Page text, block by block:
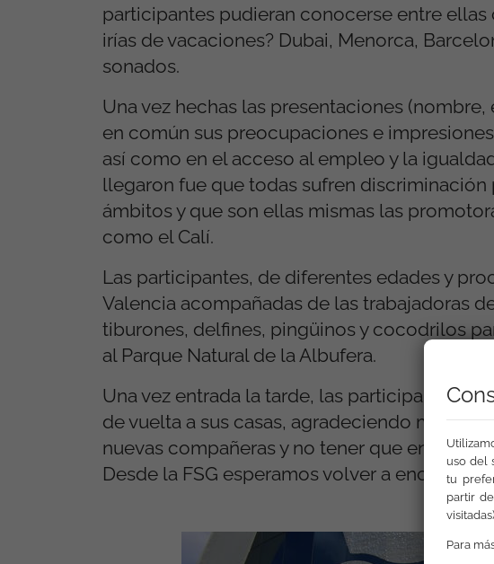
participantes pudieran conocerse entre
irías de vacaciones? Dubai, Menorca,
sonados.
Una vez hechas las presentaciones
en común sus preocupaciones e
así como en el acceso al empleo y la
llegaron fue que todas sufren
ámbitos y que son ellas mismas las
como el Calí.
Las participantes, de diferentes edades y
Valencia acompañadas de las trabajadoras
tiburones, delfines, pingüinos y cocodrilos
al Parque Natural de la Albufera.
Una vez entrada la tarde, las participantes
de vuelta a sus casas, agradeciendo mucho
nuevas compañeras y no tener que
Desde la FSG esperamos volver a
uso del
tu
partir
Para